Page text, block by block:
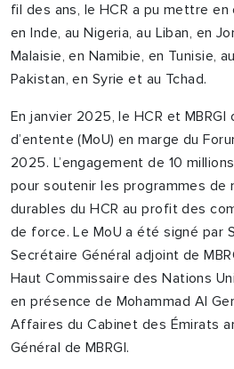
fil des ans, le HCR a pu mettre
en Inde, au Nigeria, au Liban, en
Malaisie, en Namibie, en Tunisie,
Pakistan, en Syrie et au Tchad.
En janvier 2025, le HCR et
d’entente (MoU) en marge du
2025. L’engagement de 10
pour soutenir les programmes de
durables du HCR au profit des
de force. Le MoU a été signé par
Secrétaire Général adjoint de
Haut Commissaire des Nations
en présence de Mohammad Al
Affaires du Cabinet des Émirats
Général de MBRGI.